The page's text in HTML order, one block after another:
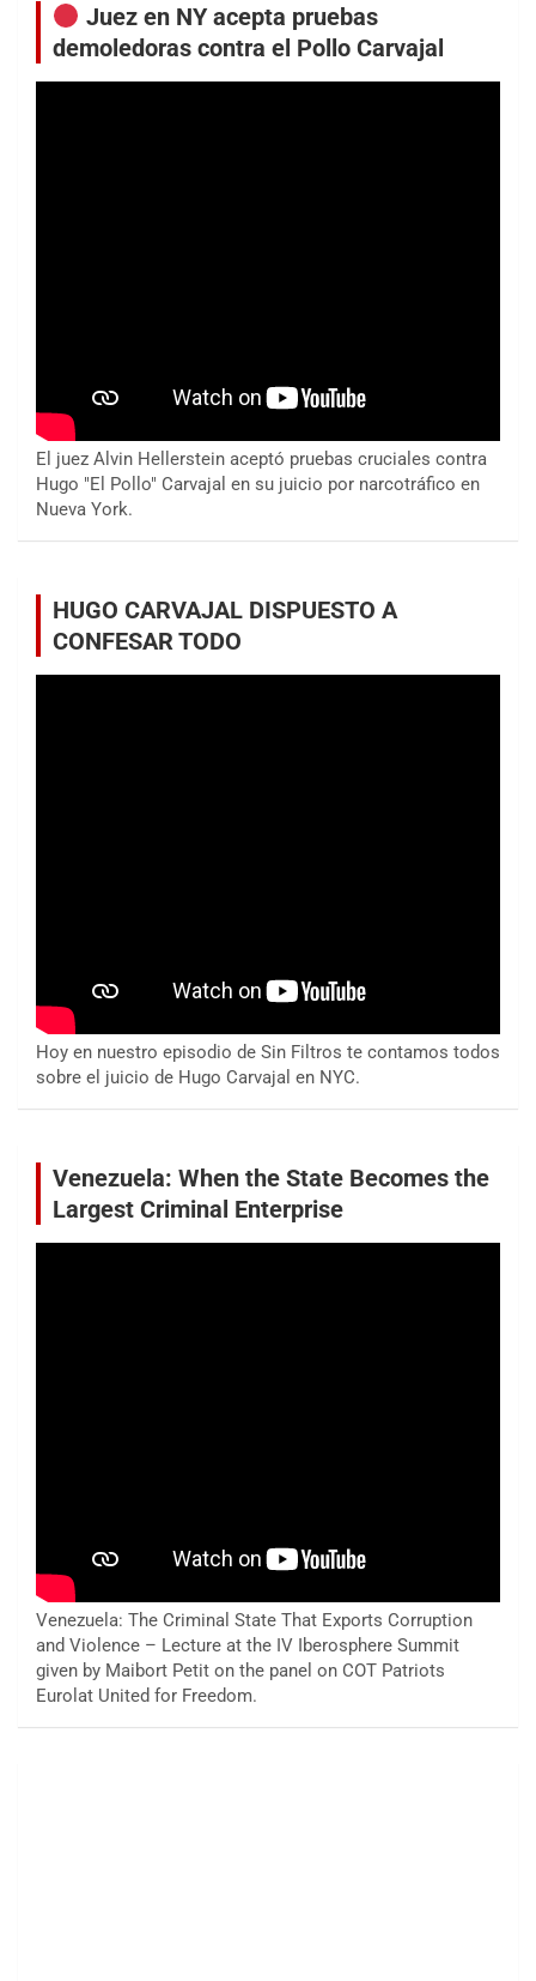
Juez en NY acepta pruebas
demoledoras contra el Pollo Carvajal
El juez Alvin Hellerstein aceptó pruebas cruciales contra
Hugo "El Pollo" Carvajal en su juicio por narcotráfico en
Nueva York.
HUGO CARVAJAL DISPUESTO A
CONFESAR TODO
Hoy en nuestro episodio de Sin Filtros te contamos todos
sobre el juicio de Hugo Carvajal en NYC.
Venezuela: When the State Becomes the
Largest Criminal Enterprise
Venezuela: The Criminal State That Exports Corruption
and Violence – Lecture at the IV Iberosphere Summit
given by Maibort Petit on the panel on COT Patriots
Eurolat United for Freedom.